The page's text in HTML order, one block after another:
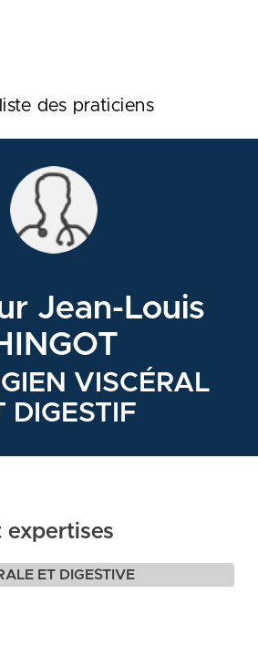
des praticiens
Jean-Louis
VISCÉRAL
DIGESTIF
expertises
ET DIGESTIVE